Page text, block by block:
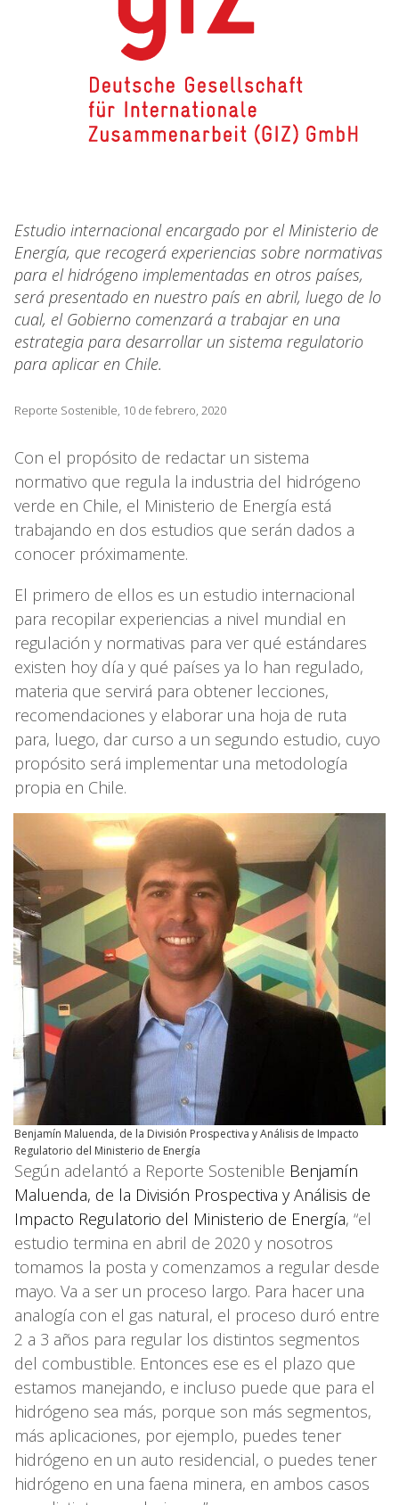
Estudio internacional encargado por el Ministerio de
Energía, que recogerá experiencias sobre normativas
para el hidrógeno implementadas en otros países,
será presentado en nuestro país en abril, luego de lo
cual, el Gobierno comenzará a trabajar en una
estrategia para desarrollar un sistema regulatorio
para aplicar en Chile.
Reporte Sostenible, 10 de febrero, 2020
Con el propósito de redactar un sistema
normativo que regula la industria del hidrógeno
verde en Chile, el Ministerio de Energía está
trabajando en dos estudios que serán dados a
conocer próximamente.
El primero de ellos es un estudio internacional
para recopilar experiencias a nivel mundial en
regulación y normativas para ver qué estándares
existen hoy día y qué países ya lo han regulado,
materia que servirá para obtener lecciones,
recomendaciones y elaborar una hoja de ruta
para, luego, dar curso a un segundo estudio, cuyo
propósito será implementar una metodología
propia en Chile.
Benjamín Maluenda, de la División Prospectiva y Análisis de Impacto
Regulatorio del Ministerio de Energía
Según adelantó a Reporte Sostenible Benjamín
Maluenda, de la División Prospectiva y Análisis de
Impacto Regulatorio del Ministerio de Energía, “el
estudio termina en abril de 2020 y nosotros
tomamos la posta y comenzamos a regular desde
mayo. Va a ser un proceso largo. Para hacer una
analogía con el gas natural, el proceso duró entre
2 a 3 años para regular los distintos segmentos
del combustible. Entonces ese es el plazo que
estamos manejando, e incluso puede que para el
hidrógeno sea más, porque son más segmentos,
más aplicaciones, por ejemplo, puedes tener
hidrógeno en un auto residencial, o puedes tener
hidrógeno en una faena minera, en ambos casos